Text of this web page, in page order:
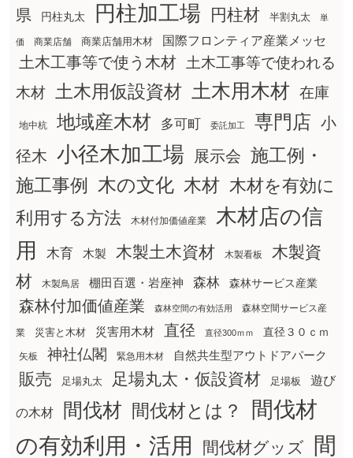
県
円柱丸太 円柱加工場 円柱材 半割丸太 単
価 商業店舗 商業店舗用木材 国際フロンティア産業メッセ
土木工事等で使う木材
土木工事等で使われる
木材
土木用仮設資材 土木用木材 在庫
地中杭 地域産木材 多可町 委託加工 専門店 小
径木 小径木加工場 展示会 施工例・
施工事例
木の文化 木材 木材を有効に
利用する方法
木材付加価値産業
木材店の信
用
木育 木製 木製土木資材 木製看板
木製資
材
木製鳥居 棚田百選・岩座神 森林 森林サービス産業
森林付加価値産業 森林空間の有効活用 森林空間サービス産
業 災害と木材 災害用木材 直径 直径300ｍｍ 直径３０ｃｍ
矢板 神社仏閣 緊急用木材 自然共生型アウトドアパーク
販売 足場丸太 足場丸太・仮設資材 足場板 遊び
の木材 間伐材 間伐材とは？
間伐材
の有効利用・活用
間伐材グッズ 間